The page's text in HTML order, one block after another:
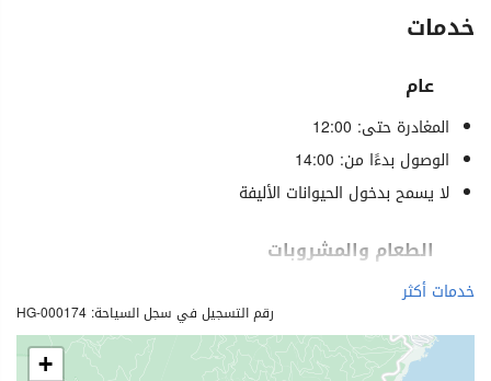
خدمات
عام
المغادرة حتى: 12:00
الوصول بدءًا من: 14:00
لا يسمح بدخول الحيوانات الأليفة
الطعام والمشروبات
مطعم (حسب الطلب)
مقهى في الموقع
خدمات أكثر
رقم التسجيل في سجل السياحة: HG-000174
+